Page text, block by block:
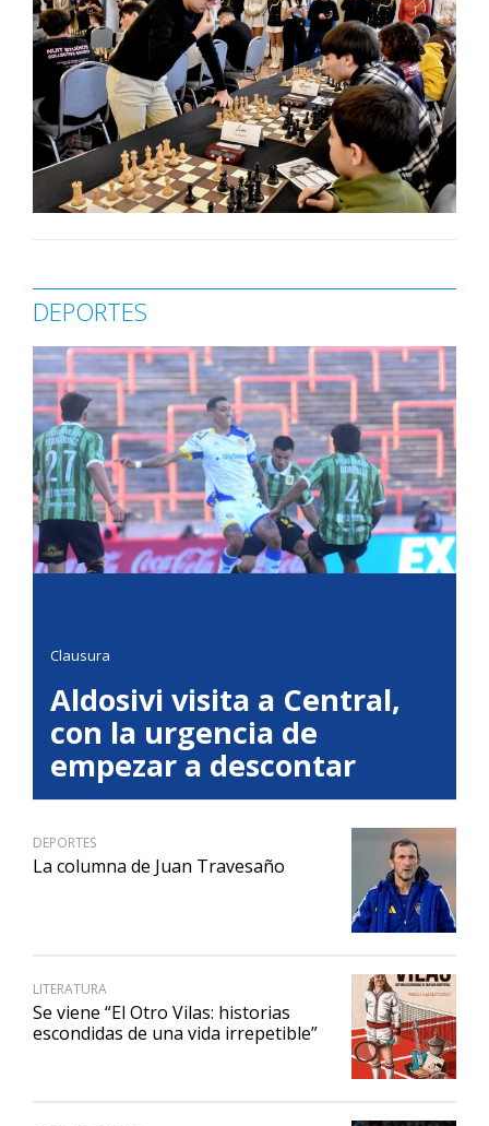
DEPORTES
Clausura
Aldosivi visita a Central,
con la urgencia de
empezar a descontar
DEPORTES
La columna de Juan Travesaño
LITERATURA
Se viene “El Otro Vilas: historias
escondidas de una vida irrepetible”